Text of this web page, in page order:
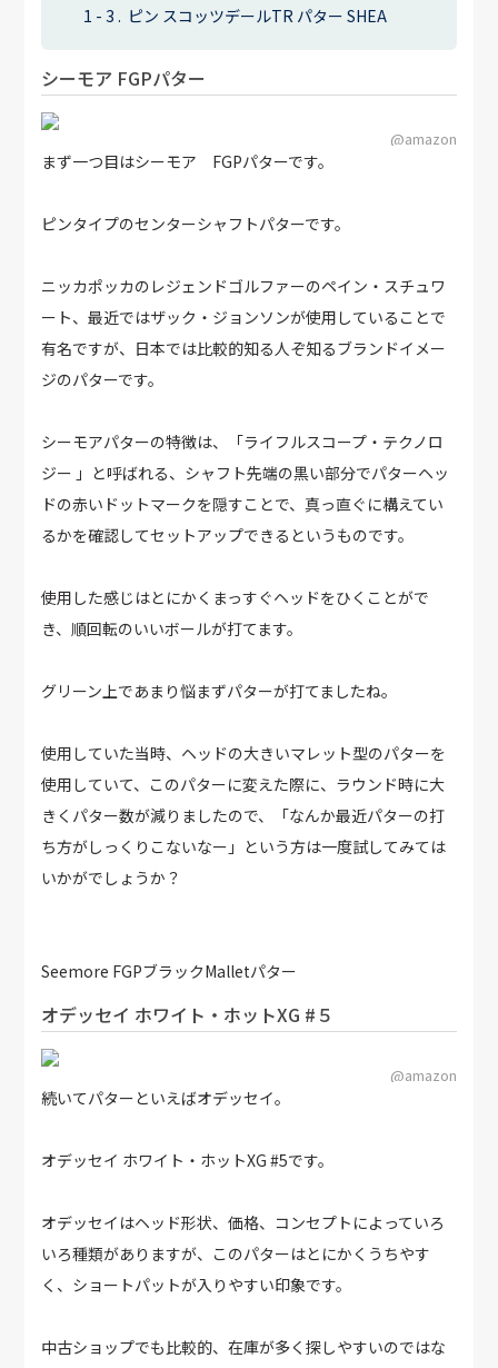
ピン スコッツデールTR パター SHEA
シーモア FGPパター
@amazon
まず一つ目はシーモア FGPパターです。
ピンタイプのセンターシャフトパターです。
ニッカポッカのレジェンドゴルファーのペイン・スチュワ
ート、最近ではザック・ジョンソンが使用していることで
有名ですが、日本では比較的知る人ぞ知るブランドイメー
ジのパターです。
シーモアパターの特徴は、「ライフルスコープ・テクノロ
ジー 」と呼ばれる、シャフト先端の黒い部分でパターヘッ
ドの赤いドットマークを隠すことで、真っ直ぐに構えてい
るかを確認してセットアップできるというものです。
使用した感じはとにかくまっすぐヘッドをひくことがで
き、順回転のいいボールが打てます。
グリーン上であまり悩まずパターが打てましたね。
使用していた当時、ヘッドの大きいマレット型のパターを
使用していて、このパターに変えた際に、ラウンド時に大
きくパター数が減りましたので、「なんか最近パターの打
ち方がしっくりこないなー」という方は一度試してみては
いかがでしょうか？
Seemore FGPブラックMalletパター
オデッセイ ホワイト・ホットXG #５
@amazon
続いてパターといえばオデッセイ。
オデッセイ ホワイト・ホットXG #5です。
オデッセイはヘッド形状、価格、コンセプトによっていろ
いろ種類がありますが、このパターはとにかくうちやす
く、ショートパットが入りやすい印象です。
中古ショップでも比較的、在庫が多く探しやすいのではな